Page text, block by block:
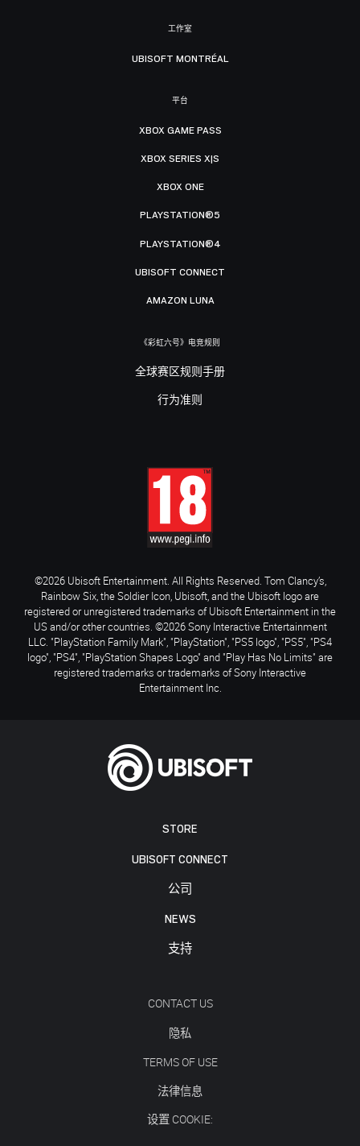
STORE
UBISOFT CONNECT
公司
NEWS
支持
CONTACT US
隐私
TERMS OF USE
法律信息
设置 COOKIE:
工作室
UBISOFT MONTRÉAL
平台
XBOX GAME PASS
XBOX SERIES X|S
XBOX ONE
PLAYSTATION®5
PLAYSTATION®4
UBISOFT CONNECT
AMAZON LUNA
《彩虹六号》电竞规则
全球赛区规则手册
行为准则
©2026 Ubisoft Entertainment. All Rights Reserved. Tom Clancy’s,
Rainbow Six, the Soldier Icon, Ubisoft, and the Ubisoft logo are
registered or unregistered trademarks of Ubisoft Entertainment in the
US and/or other countries. ©2026 Sony Interactive Entertainment
LLC. "PlayStation Family Mark", "PlayStation", "PS5 logo", "PS5", "PS4
logo", "PS4", "PlayStation Shapes Logo" and "Play Has No Limits" are
registered trademarks or trademarks of Sony Interactive
Entertainment Inc.